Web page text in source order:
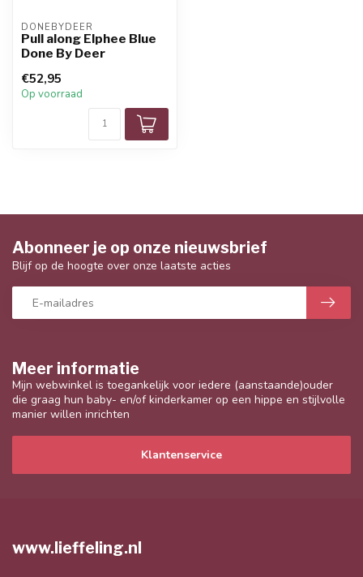
DONEBYDEER
Pull along Elphee Blue
Done By Deer
€52,95
Op voorraad
Meer informatie
Mijn webwinkel is toegankelijk voor iedere (aanstaande)ouder
die graag hun baby- en/of kinderkamer op een hippe en stijlvolle
manier willen inrichten
Klantenservice
Abonneer je op onze nieuwsbrief
Blijf op de hoogte over onze laatste acties
www.lieffeling.nl